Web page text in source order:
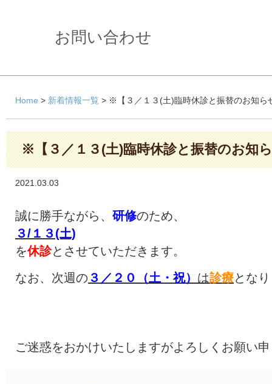
お問い合わせ
Home > 新着情報一覧 > ※【３／１３(土)臨時休診と振替のお知ら
※【３／１３(土)臨時休診と振替のお知
2021.03.03
誠に勝手ながら、 研修のため、
３/１３(土)
を休診とさせていただきます。
なお、次週の ３／２０（土・祝） は診療とな
ご迷惑をおかけいたしますがよろしくお願い